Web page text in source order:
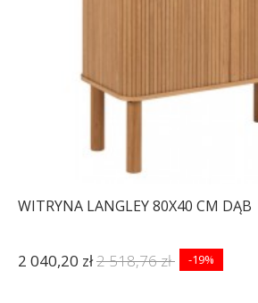
WITRYNA LANGLEY 80X40 CM DĄB
2 040,20 zł2 518,76 zł -19%